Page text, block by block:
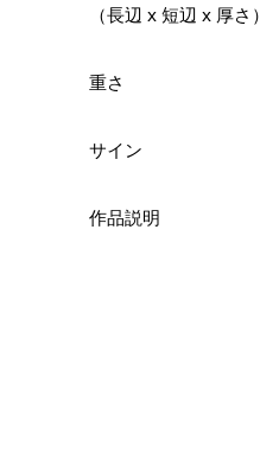
（長辺 x 短辺 x 厚さ）
重さ
サイン
作品説明